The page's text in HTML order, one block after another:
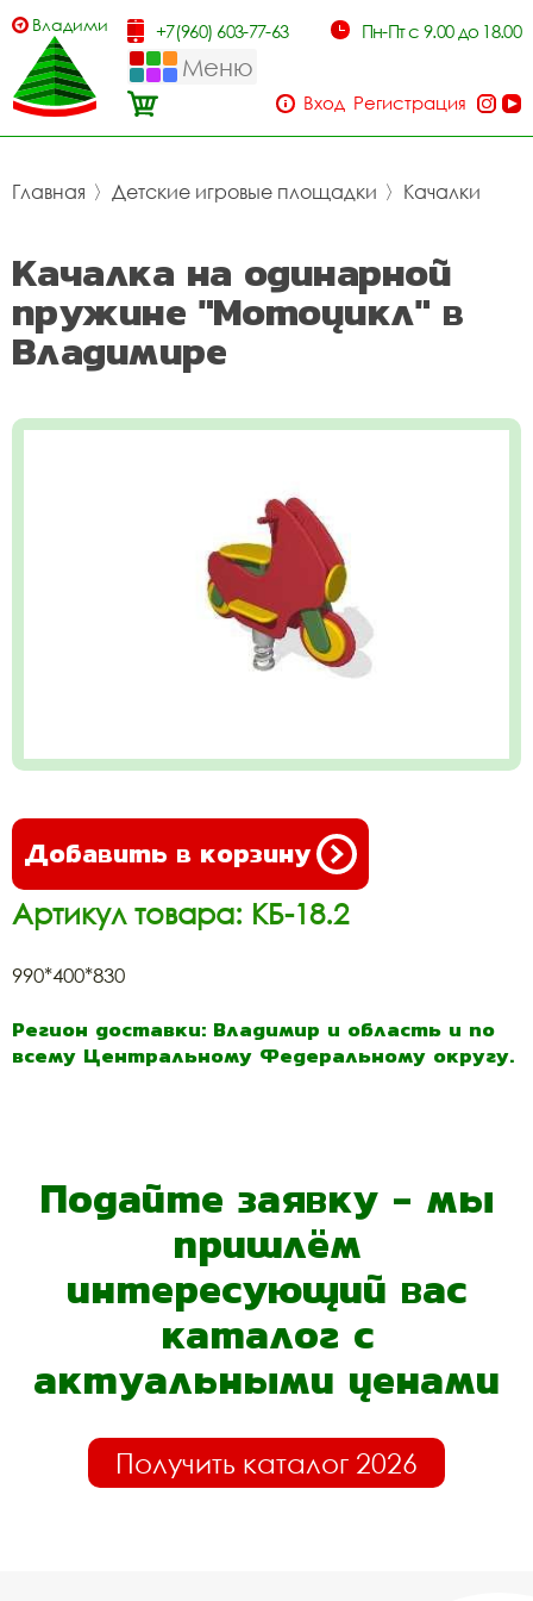
Владимир +7(960) 603-77-63 Пн-Пт с 9.00 до 18.00
Меню
Вход Регистрация
Главная 〉 Детские игровые площадки 〉 Качалки
Качалка на одинарной
пружине "Мотоцикл" в
Владимире
Добавить в корзину
Артикул товара: КБ-18.2
990*400*830
Регион доставки: Владимир и область и по
всему Центральному Федеральному округу.
Подайте заявку - мы
пришлём
интересующий вас
каталог с
актуальными ценами
Получить каталог 2026